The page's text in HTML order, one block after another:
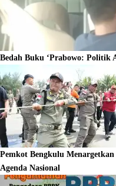
Bedah Buku ‘Prabowo: Politik
Pemkot Bengkulu
Agenda Nasional